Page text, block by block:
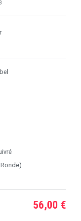
56,00 €